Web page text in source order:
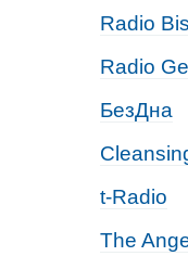
Radio
Radio
БезДна
t-Radio
The